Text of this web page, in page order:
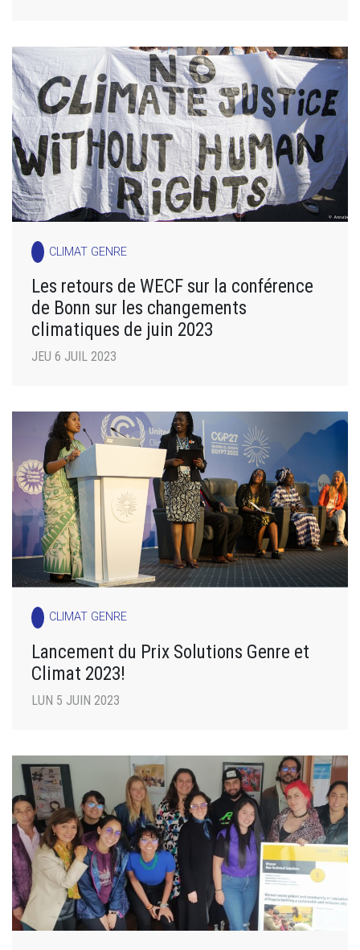
CLIMAT GENRE
Les retours de WECF sur la conférence
de Bonn sur les changements
climatiques de juin 2023
JEU 6 JUIL 2023
CLIMAT GENRE
Lancement du Prix Solutions Genre et
Climat 2023!
LUN 5 JUIN 2023